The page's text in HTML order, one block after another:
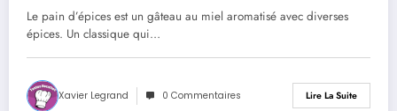
Le pain d’épices est un gâteau au miel aromatisé avec diverses
épices. Un classique qui…
Xavier Legrand 0 Commentaires Lire La Suite